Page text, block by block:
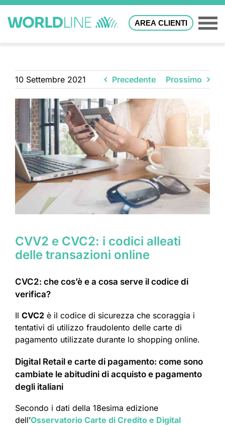
AREA CLIENTI
10 Settembre 2021 Precedente Prossimo
CVV2 e CVC2: i codici alleati
delle transazioni online
CVC2: che cos’è e a cosa serve il codice di
verifica?
Il CVC2 è il codice di sicurezza che scoraggia i
tentativi di utilizzo fraudolento delle carte di
pagamento utilizzate durante lo shopping online.
Digital Retail e carte di pagamento: come sono
cambiate le abitudini di acquisto e pagamento
degli italiani
Secondo i dati della 18esima edizione
dell’Osservatorio Carte di Credito e Digital